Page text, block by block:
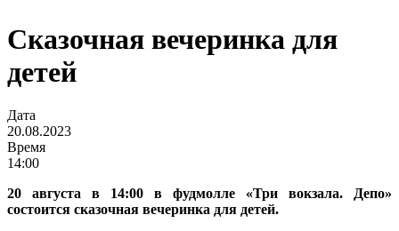
Сказочная вечеринка для
детей
Дата
20.08.2023
Время
14:00
20 августа в 14:00 в фудмолле «Три вокзала. Депо»
состоится сказочная вечеринка для детей.